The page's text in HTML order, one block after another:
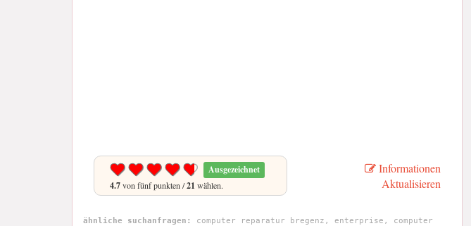
Ausgezeichnet
4.7von fünf punkten /21 wählen.
Informationen
Aktualisieren
ähnliche suchanfragen:
computer reparatur bregenz, enterprise, computer